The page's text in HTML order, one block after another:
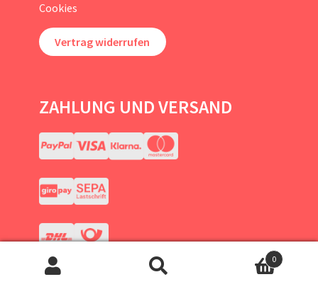
Cookies
Vertrag widerrufen
ZAHLUNG UND VERSAND
0